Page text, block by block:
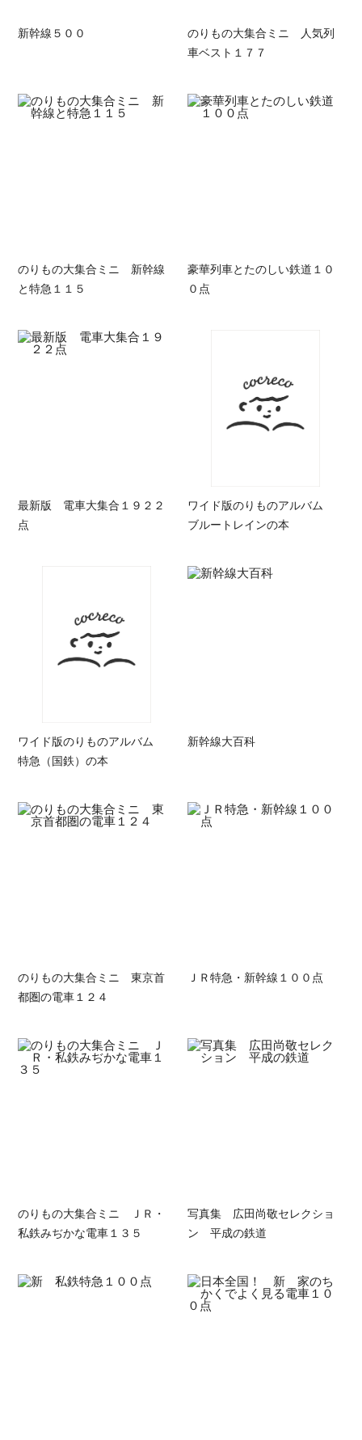
新幹線５００
のりもの大集合ミニ 人気列
車ベスト１７７
のりもの大集合ミニ 新幹線
と特急１１５
豪華列車とたのしい鉄道１０
０点
最新版 電車大集合１９２２
点
ワイド版のりものアルバム
ブルートレインの本
ワイド版のりものアルバム
特急（国鉄）の本
新幹線大百科
のりもの大集合ミニ 東京首
都圏の電車１２４
ＪＲ特急・新幹線１００点
のりもの大集合ミニ ＪＲ・
私鉄みぢかな電車１３５
写真集 広田尚敬セレクショ
ン 平成の鉄道